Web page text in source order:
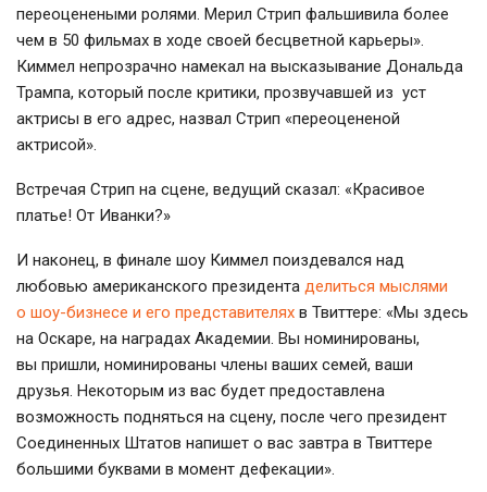
переоценеными ролями. Мерил Стрип фальшивила более
чем в 50 фильмах в ходе своей бесцветной карьеры».
Киммел непрозрачно намекал на высказывание Дональда
Трампа, который после критики, прозвучавшей из уст
актрисы в его адрес, назвал Стрип «переоцененой
актрисой».
Встречая Стрип на сцене, ведущий сказал: «Красивое
платье! От Иванки?»
И наконец, в финале шоу Киммел поиздевался над
любовью американского президента делиться мыслями
о шоу-бизнесе и его представителях в Твиттере: «Мы здесь
на Оскаре, на наградах Академии. Вы номинированы,
вы пришли, номинированы члены ваших семей, ваши
друзья. Некоторым из вас будет предоставлена
возможность подняться на сцену, после чего президент
Соединенных Штатов напишет о вас завтра в Твиттере
большими буквами в момент дефекации».